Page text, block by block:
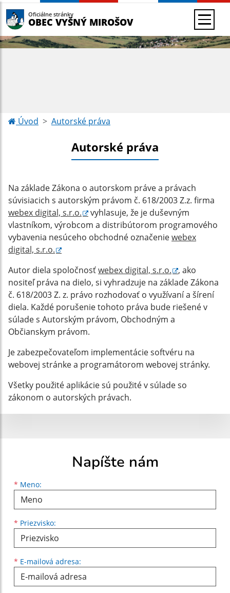
Oficiálne stránky
OBEC VYŠNÝ MIROŠOV
Úvod Autorské práva
Autorské práva
Na základe Zákona o autorskom práve a právach
súvisiacich s autorským právom č. 618/2003 Z.z. firma
webex digital, s.r.o.
vyhlasuje, že je duševným
vlastníkom, výrobcom a distribútorom programového
vybavenia nesúceho obchodné označeniewebex
digital, s.r.o.
Autor diela spoločnosťwebex digital, s.r.o.
, ako
nositeľ práva na dielo, si vyhradzuje na základe Zákona
č. 618/2003 Z. z. právo rozhodovať o využívaní a šírení
diela. Každé porušenie tohoto práva bude riešené v
súlade s Autorským právom, Obchodným a
Občianskym právom.
Je zabezpečovateľom implementácie softvéru na
webovej stránke a programátorom webovej stránky.
Všetky použité aplikácie sú použité v súlade so
zákonom o autorských právach.
Napíšte nám
* Meno:
Meno
* Priezvisko:
Priezvisko
* E-mailová adresa:
E-mailová adresa